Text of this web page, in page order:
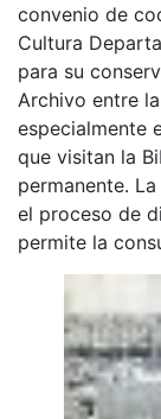
convenio de
Cultura
para su
Archivo entre
especialmente
que visitan la
permanente.
el proceso de
permite la